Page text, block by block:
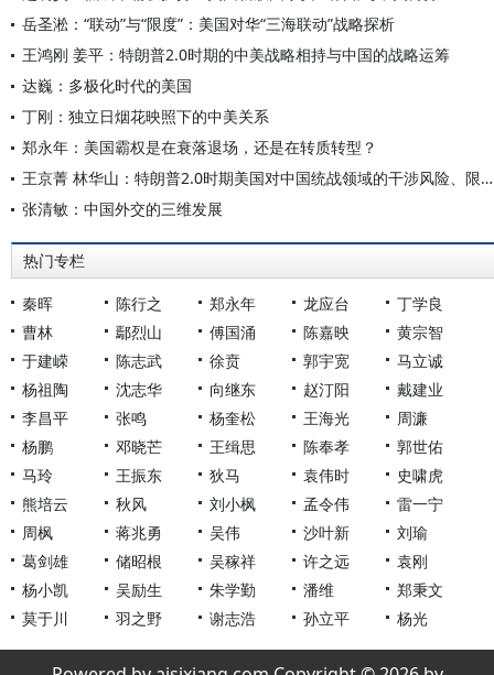
岳圣淞：“联动”与“限度”：美国对华“三海联动”战略探析
王鸿刚 姜平：特朗普2.0时期的中美战略相持与中国的战略运筹
达巍：多极化时代的美国
丁刚：独立日烟花映照下的中美关系
郑永年：美国霸权是在衰落退场，还是在转质转型？
王京菁 林华山：特朗普2.0时期美国对中国统战领域的干涉风险、限度与应对
张清敏：中国外交的三维发展
热门专栏
秦晖 陈行之 郑永年 龙应台
丁学良
曹林
鄢烈山 傅国涌 陈嘉映
黄宗智
于建嵘
陈志武 徐贲 郭宇宽
马立诚
杨祖陶
沈志华 向继东 赵汀阳
戴建业
李昌平
张鸣 杨奎松 王海光
周濂
杨鹏
邓晓芒 王缉思 陈奉孝
郭世佑
马玲
王振东 狄马 袁伟时
史啸虎
熊培云
秋风 刘小枫 孟令伟
雷一宁
周枫
蒋兆勇 吴伟 沙叶新
刘瑜
葛剑雄
储昭根 吴稼祥 许之远
袁刚
杨小凯
吴励生 朱学勤 潘维
郑秉文
莫于川
羽之野 谢志浩 孙立平 杨光